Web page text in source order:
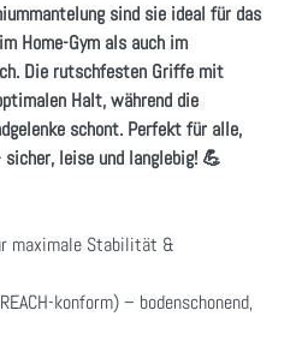
sind sie ideal für das
Home-Gym als auch im
Die rutschfesten Griffe mit
Halt, während die
schont. Perfekt für alle,
leise und langlebig! 💪
maximale Stabilität &
konform) – bodenschonend,